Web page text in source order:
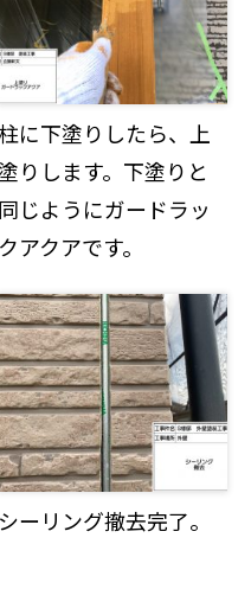
に下塗りしたら、上
りします。下塗りと
同じようにガードラッ
クアクアです。
シーリング撤去完了。